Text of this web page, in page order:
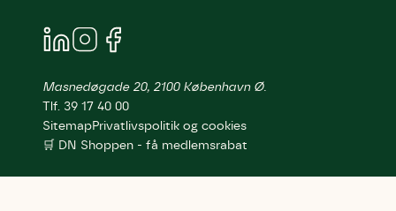
Masnedøgade 20, 2100 København Ø.
Tlf. 39 17 40 00
SitemapPrivatlivspolitik og cookies
🛒 DN Shoppen - få medlemsrabat